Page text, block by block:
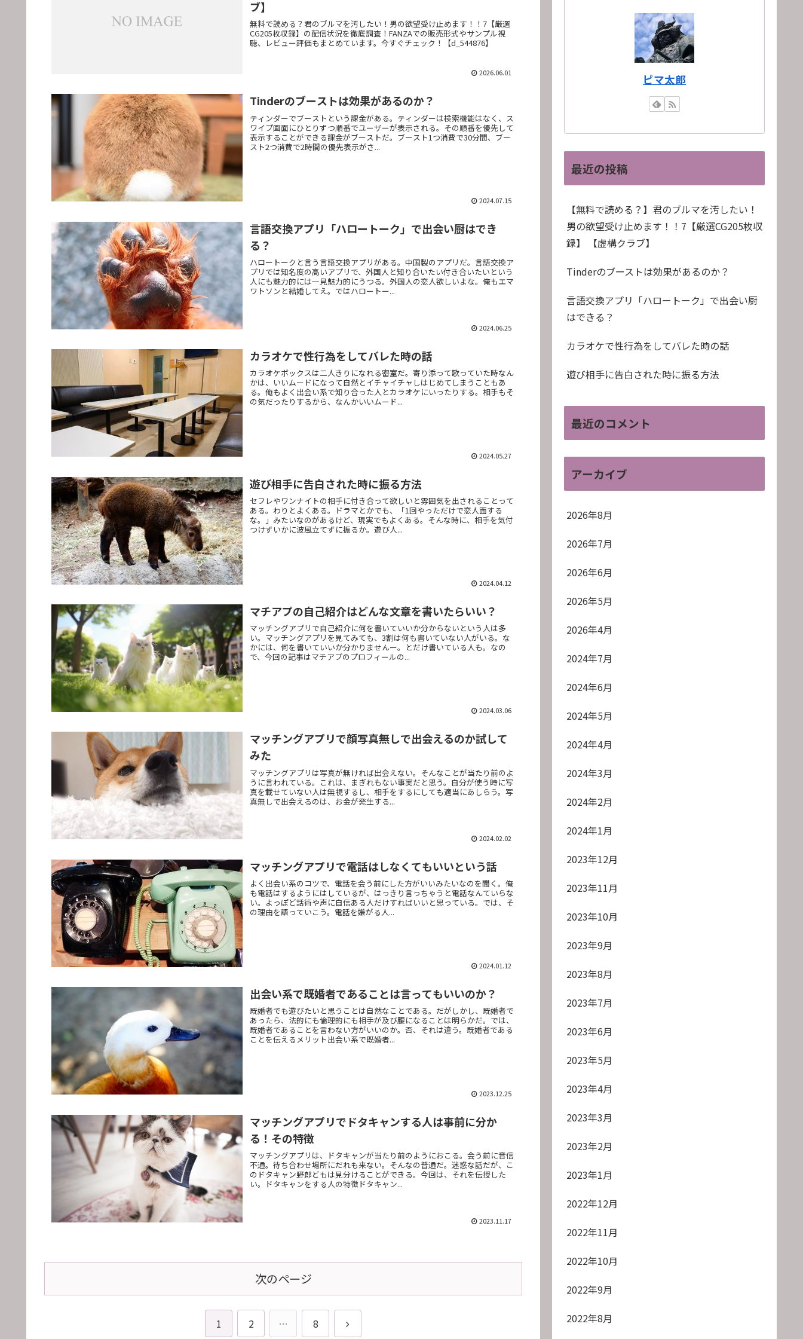
ブ】
無料で読める？君のブルマを汚したい！男の欲望受け止めます！！7【厳選
CG205枚収録】の配信状況を徹底調査！FANZAでの販売形式やサンプル視
聴、レビュー評価もまとめています。今すぐチェック！【d_544876】
2026.06.01
Tinderのブーストは効果があるのか？
ティンダーでブーストという課金がある。ティンダーは検索機能はなく、ス
ワイプ画面にひとりずつ順番でユーザーが表示される。その順番を優先して
表示することができる課金がブーストだ。ブースト1つ消費で30分間、ブー
スト2つ消費で2時間の優先表示がさ...
2024.07.15
言語交換アプリ「ハロートーク」で出会い厨はでき
る？
ハロートークと言う言語交換アプリがある。中国製のアプリだ。言語交換ア
プリでは知名度の高いアプリで、外国人と知り合いたい付き合いたいという
人にも魅力的には一見魅力的にうつる。外国人の恋人欲しいよな。俺もエマ
ワトソンと結婚してえ。ではハロートー...
2024.06.25
カラオケで性行為をしてバレた時の話
カラオケボックスは二人きりになれる密室だ。寄り添って歌っていた時なん
かは、いいムードになって自然とイチャイチャしはじめてしまうこともあ
る。俺もよく出会い系で知り合った人とカラオケにいったりする。相手もそ
の気だったりするから、なんかいいムード...
2024.05.27
遊び相手に告白された時に振る方法
セフレやワンナイトの相手に付き合って欲しいと雰囲気を出されることって
ある。わりとよくある。ドラマとかでも、「1回やっただけで恋人面する
な。」みたいなのがあるけど、現実でもよくある。そんな時に、相手を気付
つけずいかに波風立てずに振るか。遊び人...
2024.04.12
マチアプの自己紹介はどんな文章を書いたらいい？
マッチングアプリで自己紹介に何を書いていいか分からないという人は多
い。マッチングアプリを見てみても、3割は何も書いていない人がいる。な
かには、何を書いていいか分かりませんー。とだけ書いている人も。なの
で、今回の記事はマチアプのプロフィールの...
2024.03.06
マッチングアプリで顔写真無しで出会えるのか試して
みた
マッチングアプリは写真が無ければ出会えない。そんなことが当たり前のよ
うに言われている。これは、まぎれもない事実だと思う。自分が使う時に写
真を載せていない人は無視するし、相手をするにしても適当にあしらう。写
真無しで出会えるのは、お金が発生する...
2024.02.02
マッチングアプリで電話はしなくてもいいという話
よく出会い系のコツで、電話を会う前にした方がいいみたいなのを聞く。俺
も電話はするようにはしているが、はっきり言っちゃうと電話なんていらな
い。よっぽど話術や声に自信ある人だけすればいいと思っている。では、そ
の理由を語っていこう。電話を嫌がる人...
2024.01.12
出会い系で既婚者であることは言ってもいいのか？
既婚者でも遊びたいと思うことは自然なことである。だがしかし、既婚者で
あったら、法的にも倫理的にも相手が及び腰になることは明らかだ。では、
既婚者であることを言わない方がいいのか。否、それは違う。既婚者である
ことを伝えるメリット出会い系で既婚者...
2023.12.25
マッチングアプリでドタキャンする人は事前に分か
る！その特徴
マッチングアプリは、ドタキャンが当たり前のようにおこる。会う前に音信
不通。待ち合わせ場所にだれも来ない。そんなの普通だ。迷惑な話だが、こ
のドタキャン野郎どもは見分けることができる。今回は、それを伝授した
い。ドタキャンをする人の特徴ドタキャン...
2023.11.17
次のページ
1 2 … 8 次
ピマ太郎
最近の投稿
【無料で読める？】君のブルマを汚したい！
男の欲望受け止めます！！7【厳選CG205枚収
録】 【虚構クラブ】
Tinderのブーストは効果があるのか？
言語交換アプリ「ハロートーク」で出会い厨
はできる？
カラオケで性行為をしてバレた時の話
遊び相手に告白された時に振る方法
最近のコメント
アーカイブ
2026年8月
2026年7月
2026年6月
2026年5月
2026年4月
2024年7月
2024年6月
2024年5月
2024年4月
2024年3月
2024年2月
2024年1月
2023年12月
2023年11月
2023年10月
2023年9月
2023年8月
2023年7月
2023年6月
2023年5月
2023年4月
2023年3月
2023年2月
2023年1月
2022年12月
2022年11月
2022年10月
2022年9月
2022年8月